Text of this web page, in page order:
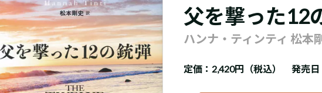
父を撃った12
ハンナ・ティンティ 松本
定価： 2,420円（税込） 発売日